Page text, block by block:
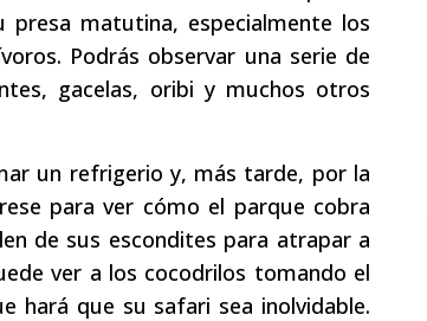
matutina, especialmente los
Podrás observar una serie de
gacelas, oribi y muchos otros
un refrigerio y, más tarde, por la
para ver cómo el parque cobra
de sus escondites para atrapar a
ver a los cocodrilos tomando el
hará que su safari sea inolvidable.